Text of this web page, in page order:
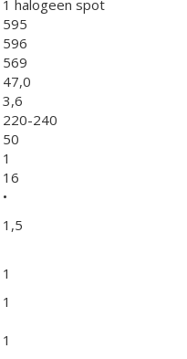
1 halogeen spot
595
596
569
47,0
3,6
220-240
50
1
16
•
1,5
1
1
1